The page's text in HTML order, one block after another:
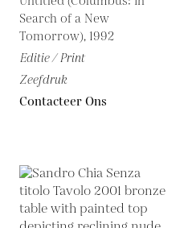
Search of a New
Tomorrow), 1992
Editie / Print
Zeefdruk
Contacteer Ons